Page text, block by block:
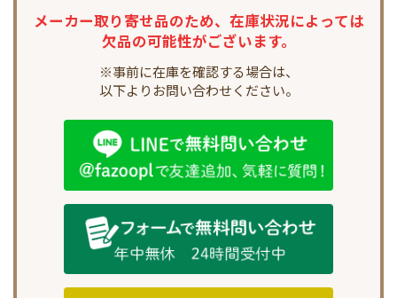
メーカー取り寄せ品のため、 在庫状況によっては
欠品の可能性がございます。
※事前に在庫を確認する場合は、
以下よりお問い合わせください。